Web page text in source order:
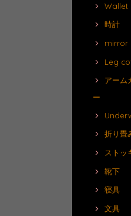
Wallet
時計
mirror
Leg
アーム
ー
折り畳
ストッ
靴下
寝具
文具